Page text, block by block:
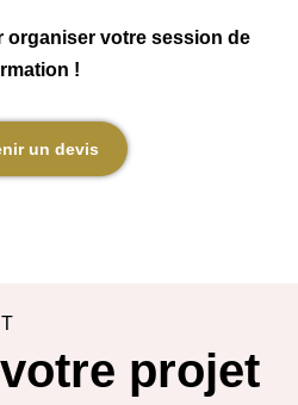
organiser votre session de
!
un devis
projet